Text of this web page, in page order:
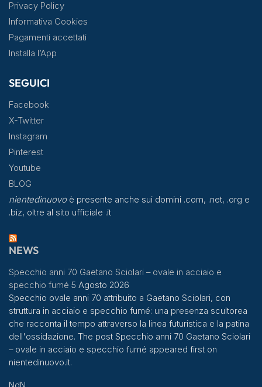
Privacy Policy
Informativa Cookies
Pagamenti accettati
Installa l’App
SEGUICI
Facebook
X-Twitter
Instagram
Pinterest
Youtube
BLOG
nientedinuovoè presente anche sui domini .com, .net, .org e
.biz, oltre al sito ufficiale .it
NEWS
Specchio anni 70 Gaetano Sciolari – ovale in acciaio e
specchio fumé 5 Agosto 2026
Specchio ovale anni 70 attribuito a Gaetano Sciolari, con
struttura in acciaio e specchio fumé: una presenza scultorea
che racconta il tempo attraverso la linea futuristica e la patina
dell'ossidazione. The post Specchio anni 70 Gaetano Sciolari
– ovale in acciaio e specchio fumé appeared first on
nientedinuovo.it.